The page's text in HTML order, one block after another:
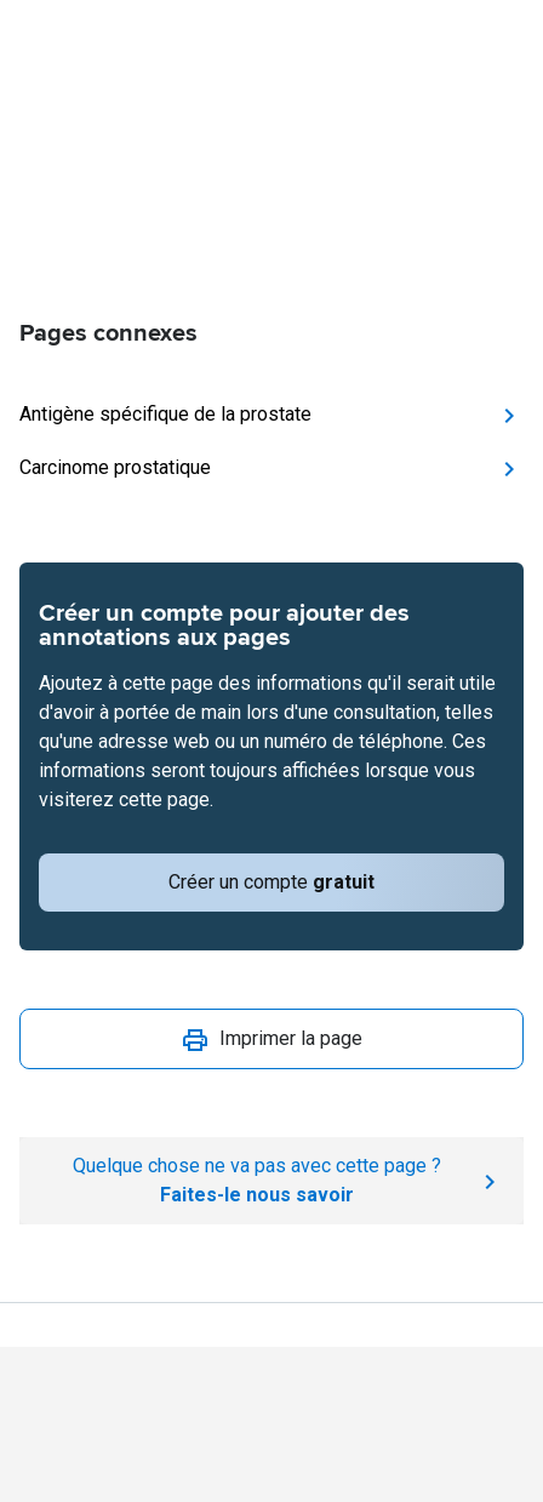
Pages connexes
Antigène spécifique de la prostate
Carcinome prostatique
Créer un compte pour ajouter des
annotations aux pages
Créer un compte gratuit
Ajoutez à cette page des informations qu'il serait utile
d'avoir à portée de main lors d'une consultation, telles
qu'une adresse web ou un numéro de téléphone. Ces
informations seront toujours affichées lorsque vous
visiterez cette page.
Imprimer la page
Quelque chose ne va pas avec cette page ?
Faites-le nous savoir